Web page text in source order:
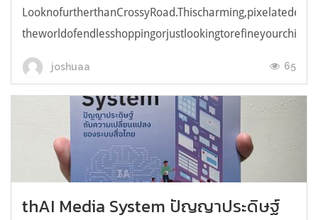
joshuaa 65
thAI Media System ปัญญาประดิษฐ์